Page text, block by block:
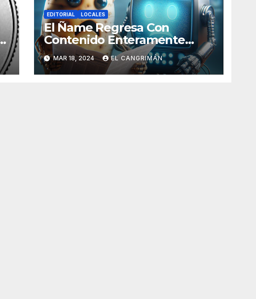
EDITORIAL LOCALES
El Ñame Regresa Con
Contenido Enteramente
Generado Por Inteligencia
Artificial
MAR 18, 2024 EL CANGRIMÁN